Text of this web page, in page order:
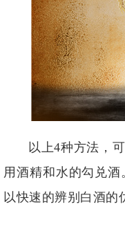
以上4种方法，
用酒精和水的勾兑
以快速的辨别白酒的